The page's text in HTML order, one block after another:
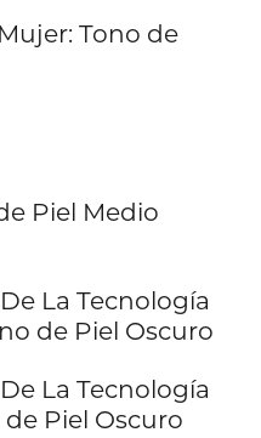
Tono de
Piel Medio
La Tecnología
de Piel Oscuro
La Tecnología
Piel Oscuro